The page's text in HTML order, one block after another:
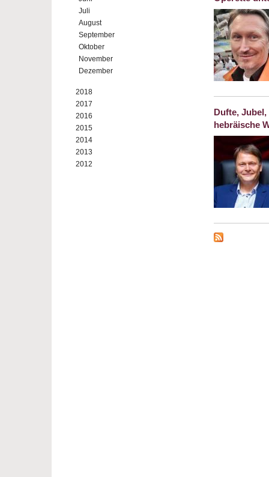
Juli
August
September
Oktober
November
Dezember
2018
2017
2016
2015
2014
2013
2012
Dufte,
hebräische